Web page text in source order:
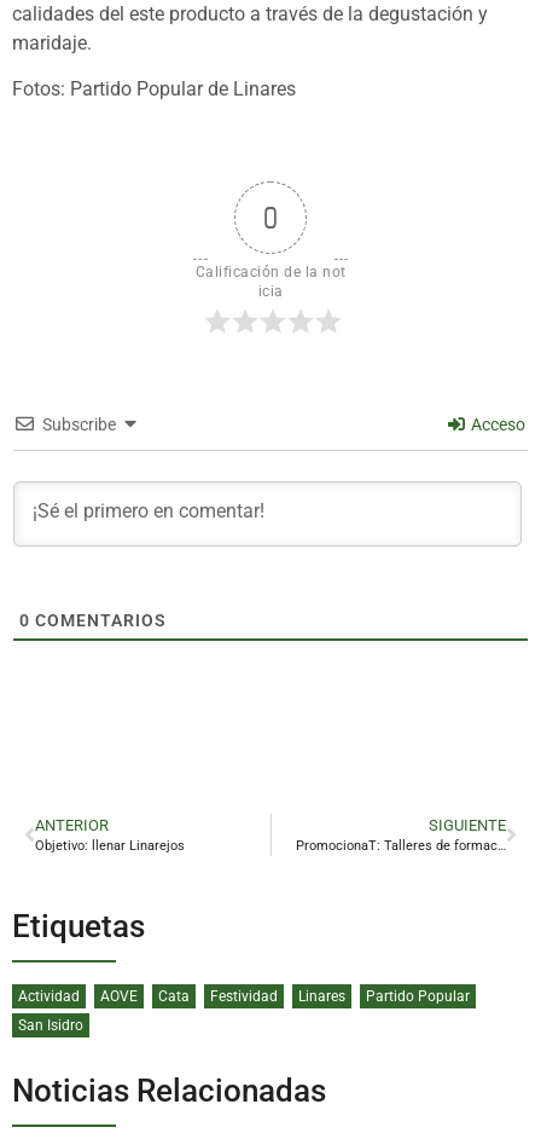
calidades del este producto a través de la degustación y
maridaje.
Fotos: Partido Popular de Linares
0
Calificación de la not
icia
Subscribe Acceso
0 COMENTARIOS
ANTERIOR
Objetivo: llenar Linarejos
SIGUIENTE
PromocionaT: Talleres de formación en redes sociales para el pequeño comercio
Etiquetas
Actividad AOVE Cata Festividad Linares
Partido Popular
San Isidro
Noticias Relacionadas